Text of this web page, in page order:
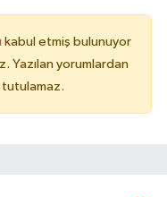
kabul etmiş bulunuyor
Yazılan yorumlardan